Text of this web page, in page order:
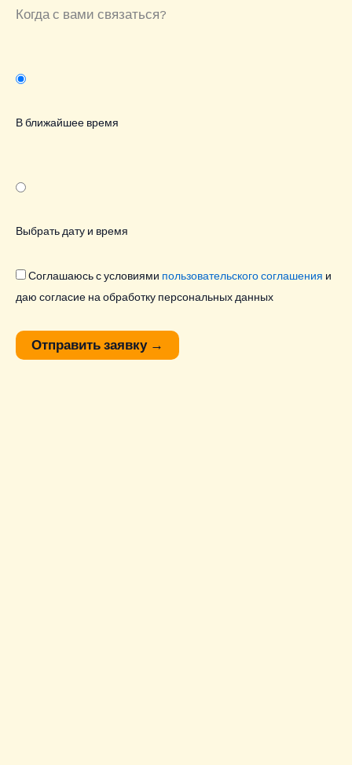
Когда с вами связаться?
В ближайшее время
Выбрать дату и время
Соглашаюсь с условиями пользовательского соглашения и
даю согласие на обработку персональных данных
Отправить заявку →